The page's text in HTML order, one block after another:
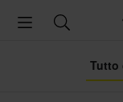
Tutto